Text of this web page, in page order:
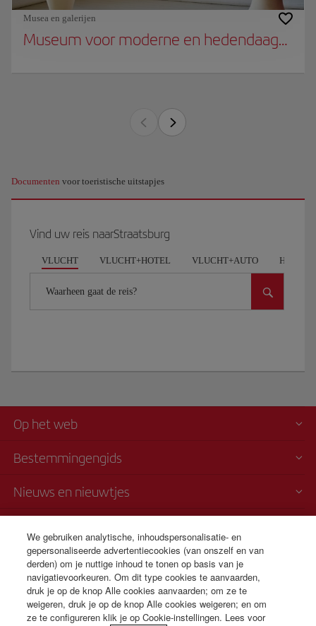
Musea en galerijen
Museum voor moderne en hedendaagse
Documenten voor toeristische uitstapjes
Vind uw reis naarStraatsburg
VLUCHT VLUCHT+HOTEL VLUCHT+AUTO HOTEL
Waarheen gaat de reis?
Op het web
Bestemmingengids
Nieuws en nieuwtjes
Telefonische verkoop
+31 0 20 796 0087
Totale kosten 0,35€/gesprek
24 uur van maandag t/m zondag (Spaans en Engels).
We gebruiken analytische, inhoudspersonalisatie- en
gepersonaliseerde advertentiecookies (van onszelf en van
derden) om je nuttige inhoud te tonen op basis van je
navigatievoorkeuren. Om dit type cookies te aanvaarden,
druk je op de knop Alle cookies aanvaarden; om ze te
weigeren, druk je op de knop Alle cookies weigeren; en om
ze te configureren klik je op Cookie-instellingen. Lees voor